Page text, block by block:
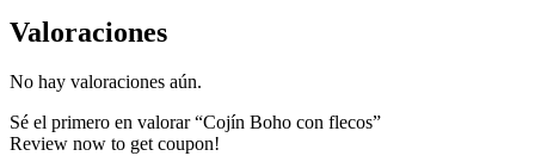
Valoraciones
No hay valoraciones aún.
Sé el primero en valorar “Cojín Boho con flecos”
Review now to get coupon!